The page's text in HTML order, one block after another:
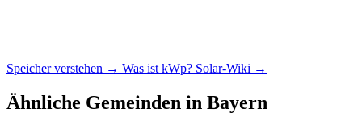
Speicher verstehen → Was ist kWp? Solar-Wiki →
Ähnliche Gemeinden in Bayern